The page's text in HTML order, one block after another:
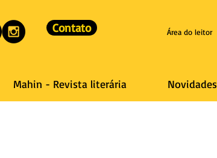
Contato Área do leitor
Mahin - Revista literária Novidades